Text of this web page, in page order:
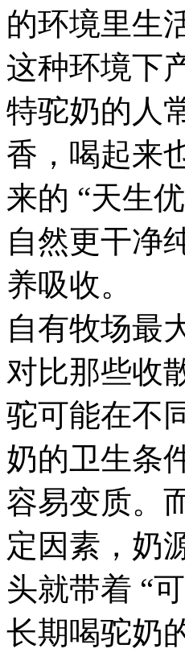
的环境里生
这种环境下
特驼奶的人
香，喝起来
来的 “天生
自然更干净
养吸收。
自有牧场最
对比那些收
驼可能在不
奶的卫生条
容易变质。
定因素，奶
头就带着 “
长期喝驼奶